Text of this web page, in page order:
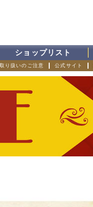
ショップリスト
公式サイト
り扱いのご注意